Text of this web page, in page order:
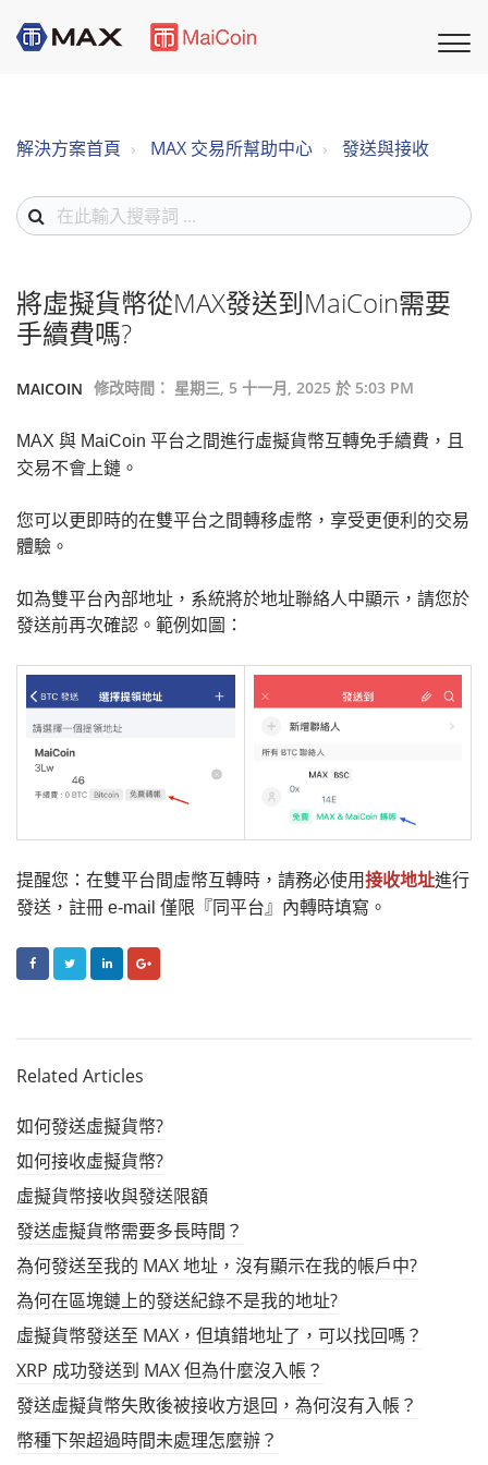
解決方案首頁 MAX 交易所幫助中心 發送與接收
將虛擬貨幣從MAX發送到MaiCoin需要
手續費嗎?
MAICOIN 修改時間： 星期三, 5 十一月, 2025 於 5:03 PM
MAX 與 MaiCoin 平台之間進行虛擬貨幣互轉免手續費，且
交易不會上鏈。
您可以更即時的在雙平台之間轉移虛幣，享受更便利的交易
體驗。
如為雙平台內部地址，系統將於地址聯絡人中顯示，請您於
發送前再次確認。範例如圖：
提醒您： 在雙平台間虛幣互轉時，請務必使用接收地址進行
發送，註冊 e-mail 僅限『同平台』內轉時填寫。
Related Articles
如何發送虛擬貨幣?
如何接收虛擬貨幣?
虛擬貨幣接收與發送限額
發送虛擬貨幣需要多長時間？
為何發送至我的 MAX 地址，沒有顯示在我的帳戶中?
為何在區塊鏈上的發送紀錄不是我的地址?
虛擬貨幣發送至 MAX，但填錯地址了，可以找回嗎？
XRP 成功發送到 MAX 但為什麼沒入帳？
發送虛擬貨幣失敗後被接收方退回，為何沒有入帳？
幣種下架超過時間未處理怎麼辦？